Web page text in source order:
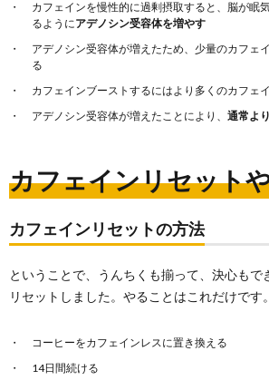
カフェインを慢性的に過剰摂取すると、脳が眠
るようにアデノシン受容体を増やす
アデノシン受容体が増えたため、少量のカフェ
る
カフェインブーストするにはより多くのカフェ
アデノシン受容体が増えたことにより、 通常よ
カフェインリセット
カフェインリセットの方法
ということで、うんちくも揃って、決心もで
リセットしました。やることはこれだけです
コーヒーをカフェインレスに置き換える
14日間続ける